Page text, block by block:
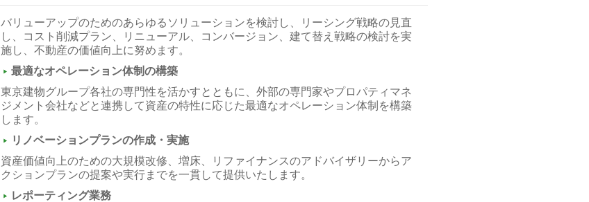
バリューアップのためのあらゆるソリューションを検討し、リーシング戦略の見直
し、コスト削減プラン、リニューアル、コンバージョン、建て替え戦略の検討を実
施し、不動産の価値向上に努めます。
最適なオペレーション体制の構築
東京建物グループ各社の専門性を活かすとともに、外部の専門家やプロパティマネ
ジメント会社などと連携して資産の特性に応じた最適なオペレーション体制を構築
します。
リノベーションプランの作成・実施
資産価値向上のための大規模改修、増床、リファイナンスのアドバイザリーからア
クションプランの提案や実行までを一貫して提供いたします。
レポーティング業務